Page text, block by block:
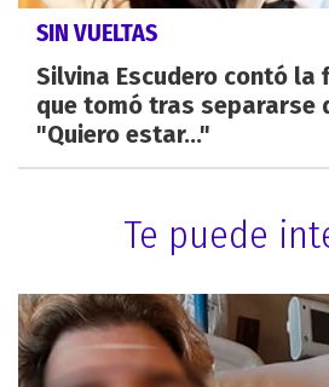
SIN VUELTAS
Silvina Escudero contó la
que tomó tras separarse
"Quiero estar..."
Te puede